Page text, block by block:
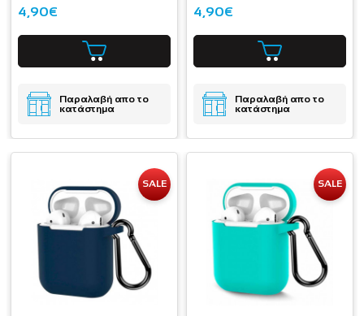
4,90€
Παραλαβή απο το
κατάστημα
4,90€
Παραλαβή απο το
κατάστημα
SALE SALE